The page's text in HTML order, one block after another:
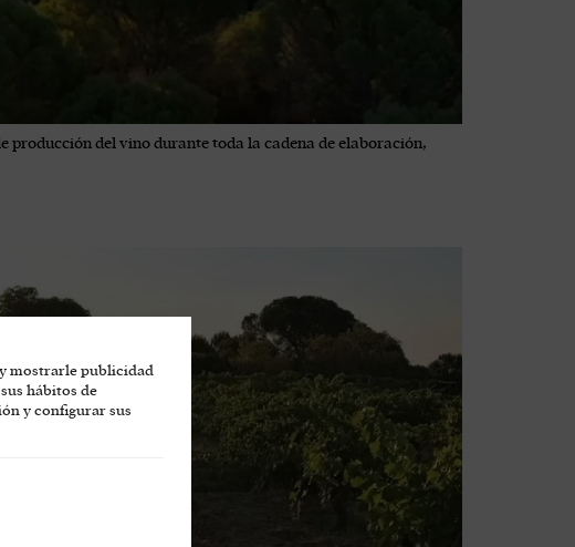
producción del vino durante toda la cadena de elaboración,
mostrarle publicidad
hábitos de
y configurar sus